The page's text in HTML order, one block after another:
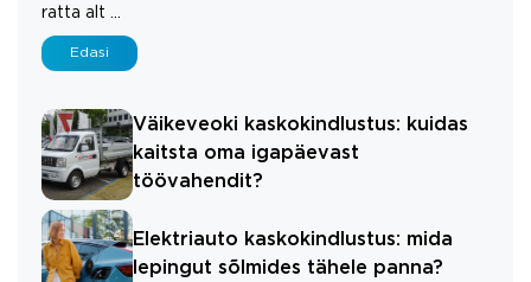
ratta alt ...
Edasi
Väikeveoki kaskokindlustus: kuidas
kaitsta oma igapäevast
töövahendit?
Elektriauto kaskokindlustus: mida
lepingut sõlmides tähele panna?